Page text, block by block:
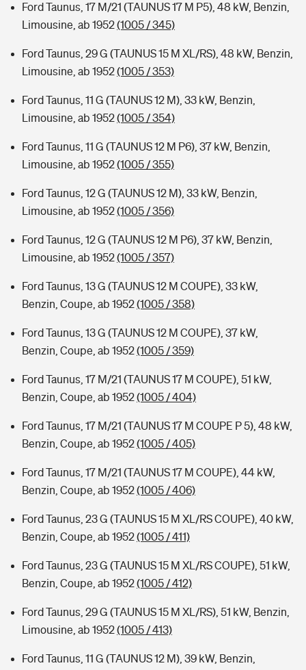
Ford Taunus, 17 M/21 (TAUNUS 17 M P5), 48 kW, Benzin,
Limousine, ab 1952(1005 / 345)
Ford Taunus, 29 G (TAUNUS 15 M XL/RS), 48 kW, Benzin,
Limousine, ab 1952(1005 / 353)
Ford Taunus, 11 G (TAUNUS 12 M), 33 kW, Benzin,
Limousine, ab 1952(1005 / 354)
Ford Taunus, 11 G (TAUNUS 12 M P6), 37 kW, Benzin,
Limousine, ab 1952(1005 / 355)
Ford Taunus, 12 G (TAUNUS 12 M), 33 kW, Benzin,
Limousine, ab 1952(1005 / 356)
Ford Taunus, 12 G (TAUNUS 12 M P6), 37 kW, Benzin,
Limousine, ab 1952(1005 / 357)
Ford Taunus, 13 G (TAUNUS 12 M COUPE), 33 kW,
Benzin, Coupe, ab 1952(1005 / 358)
Ford Taunus, 13 G (TAUNUS 12 M COUPE), 37 kW,
Benzin, Coupe, ab 1952(1005 / 359)
Ford Taunus, 17 M/21 (TAUNUS 17 M COUPE), 51 kW,
Benzin, Coupe, ab 1952(1005 / 404)
Ford Taunus, 17 M/21 (TAUNUS 17 M COUPE P 5), 48 kW,
Benzin, Coupe, ab 1952(1005 / 405)
Ford Taunus, 17 M/21 (TAUNUS 17 M COUPE), 44 kW,
Benzin, Coupe, ab 1952(1005 / 406)
Ford Taunus, 23 G (TAUNUS 15 M XL/RS COUPE), 40 kW,
Benzin, Coupe, ab 1952(1005 / 411)
Ford Taunus, 23 G (TAUNUS 15 M XL/RS COUPE), 51 kW,
Benzin, Coupe, ab 1952(1005 / 412)
Ford Taunus, 29 G (TAUNUS 15 M XL/RS), 51 kW, Benzin,
Limousine, ab 1952(1005 / 413)
Ford Taunus, 11 G (TAUNUS 12 M), 39 kW, Benzin,